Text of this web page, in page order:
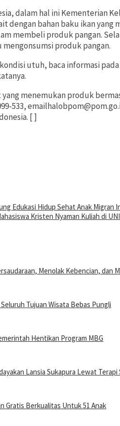
dalam hal ini Kementerian
dengan bahan baku ikan
membeli produk pangan.
produk pangan.
utuh, baca informasi
menemukan produk
533,
[ ]
Edukasi Hidup Sehat Anak Migran
Kristen Nyaman Kuliah di
Menolak Kebencian, dan
Tujuan Wisata Bebas Pungli
Hentikan Program MBG
Lansia Sukapura Lewat
Gratis Berkualitas Untuk 51 Anak